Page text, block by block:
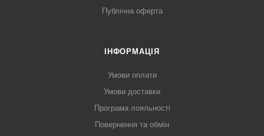
Публічна оферта
ІНФОРМАЦІЯ
Умови оплати
Умови доставки
Програма лояльності
Повернення та обмін